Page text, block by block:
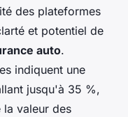
des plateformes
et potentiel de
auto.
indiquent une
jusqu'à 35 %,
valeur des